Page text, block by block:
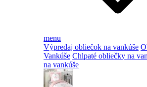
menu
Výpredaj obliečok na vankúše
Vankúše Chlpaté obliečky na
na vankúše